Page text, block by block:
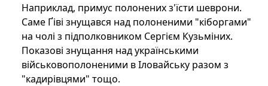
Наприклад, примус полонених з'їсти шеврони.
Саме Ґіві знущався над полоненими "кіборгами"
на чолі з підполковником Сергієм Кузьміних.
Показові знущання над українськими
військовополоненими в Іловайську разом з
"кадирівцями" тощо.